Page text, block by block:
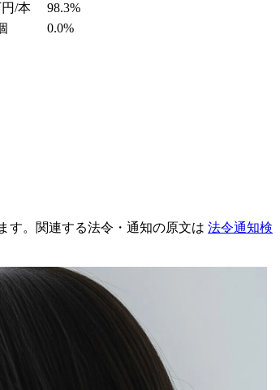
/本
98.3%
0.0%
す。関連する法令・通知の原文は 法令通知検